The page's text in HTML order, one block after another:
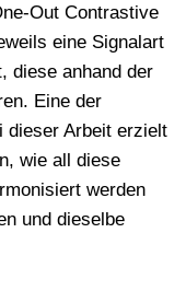
Out Contrastive
eine Signalart
diese anhand der
Eine der
dieser Arbeit erzielt
wie all diese
werden
und dieselbe